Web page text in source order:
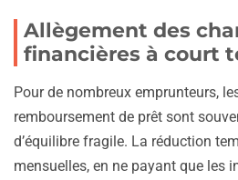
Allègement des
financières à court
Pour de nombreux emprunteurs,
remboursement de prêt sont
d’équilibre fragile. La réduction
mensuelles, en ne payant que les